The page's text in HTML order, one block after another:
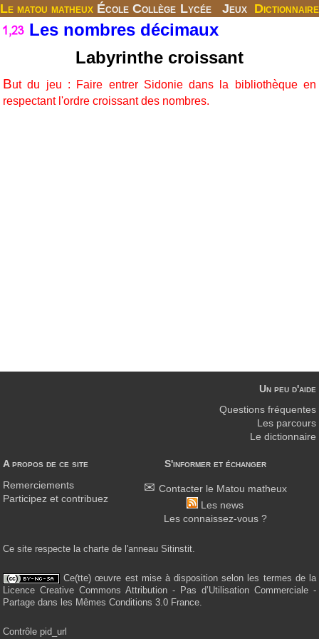
Le matou matheux École Collège Lycée Jeux Dictionnaire
Les nombres décimaux
Labyrinthe croissant
But du jeu : Faire entrer Sidonie dans la bibliothèque en
respectant l'ordre croissant des nombres.
A propos de ce site
Remerciements
Participez et contribuez
S'informer et échanger
Contacter le Matou matheux
Les news
Les connaissez-vous ?
Un peu d'aide
Questions fréquentes
Les parcours
Le dictionnaire
Ce site respecte la charte de l'anneau Sitinstit.
Ce(tte) œuvre est mise à disposition selon les termes de la
Licence Creative Commons Attribution - Pas d’Utilisation Commerciale -
Partage dans les Mêmes Conditions 3.0 France.
Contrôle pid_url